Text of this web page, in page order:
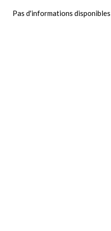
Pas d'informations disponibles